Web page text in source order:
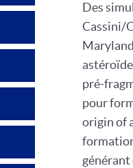
Des
Cassini/
pré-
pour
origin of
générant